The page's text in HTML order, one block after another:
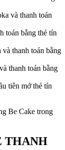
và thanh toán
toán bằng thẻ tín
thanh toán bằng
thanh toán bằng
tiên mở thẻ tín
Be Cake trong
THANH